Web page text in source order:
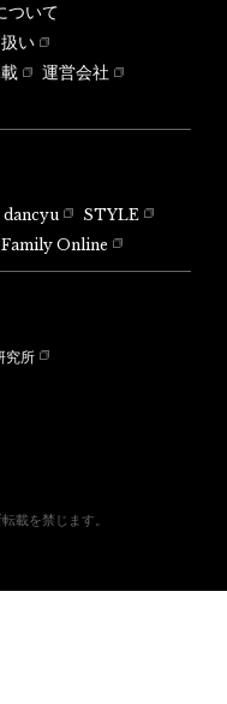
ついて
い
運営会社
dancyu
STYLE
Family Online
究所
載を禁じます。